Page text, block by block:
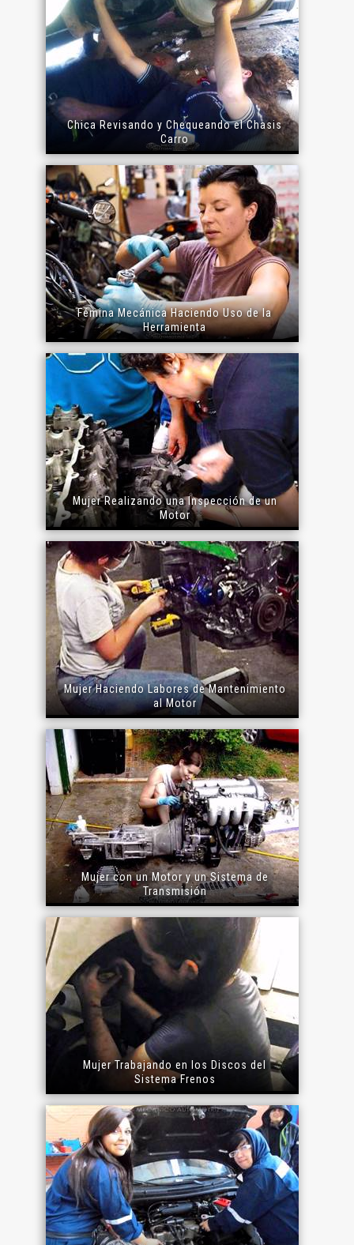
Chica Revisando y Chequeando el Chasis
Carro
Fémina Mecánica Haciendo Uso de la
Herramienta
Mujer Realizando una Inspección de un
Motor
Mujer Haciendo Labores de Mantenimiento
al Motor
Mujer con un Motor y un Sistema de
Transmisión
Mujer Trabajando en los Discos del
Sistema Frenos